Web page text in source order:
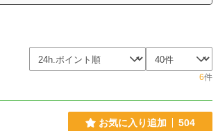
6件
お気に入り追加 504